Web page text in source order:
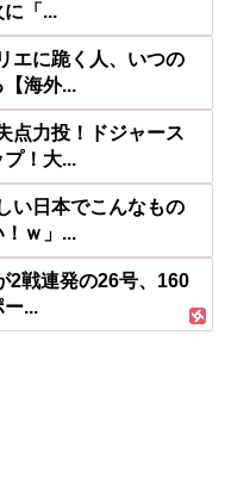
「...
エに跪く人、いつの
海外...
力投！ドジャース
！大...
い日本でこんなもの
ｗ」...
2戦連発の26号、160
ー...